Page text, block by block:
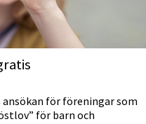
ansökan för föreningar som
för barn och